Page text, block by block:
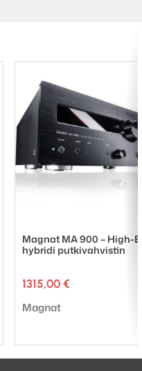
Magnat MA 900 – High-
hybridi putkivahvistin
1315,00 €
Tuotemerkki:
Magnat